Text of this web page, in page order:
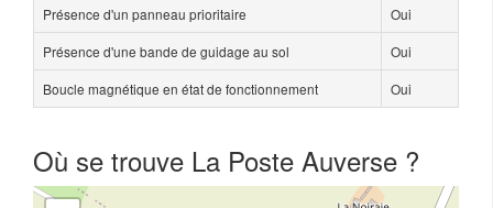
Présence d'un panneau prioritaire
Oui
Présence d'une bande de guidage au sol
Oui
Boucle magnétique en état de fonctionnement
Oui
Où se trouve La Poste Auverse ?